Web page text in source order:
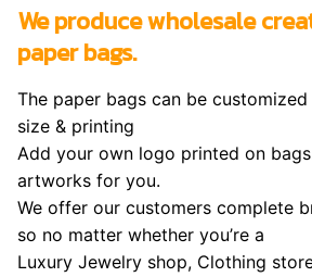
We produce wholesale
paper bags.
The paper bags can be
size & printing
Add your own logo printed on
artworks for you.
We offer our customers complete
so no matter whether you’re a
Luxury Jewelry shop, Clothing